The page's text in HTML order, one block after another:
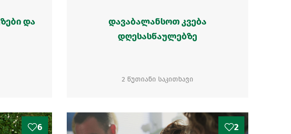
და
დავაბალანსოთ კვება
დღესასწაულებზე
2 წუთიანი საკითხავი
6 2